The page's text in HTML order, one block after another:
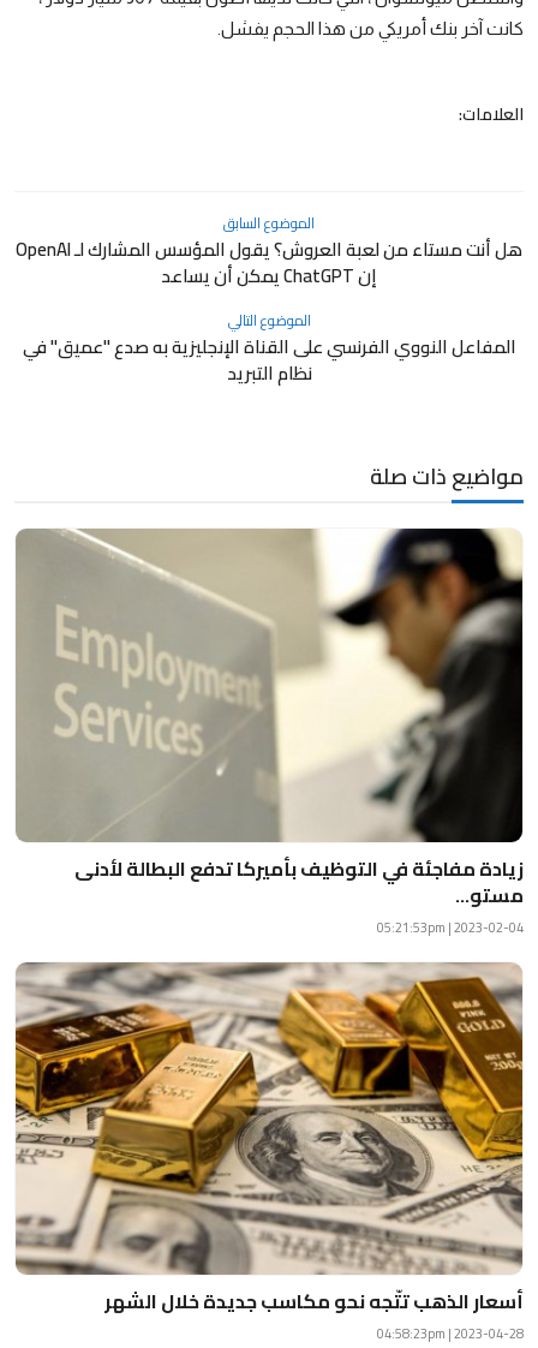
كانت آخر بنك أمريكي من هذا الحجم يفشل.
العلامات:
الموضوع السابق
هل أنت مستاء من لعبة العروش؟ يقول المؤسس المشارك لـ OpenAI
إن ChatGPT يمكن أن يساعد
الموضوع التالي
المفاعل النووي الفرنسي على القناة الإنجليزية به صدع "عميق" في
نظام التبريد
مواضيع ذات صلة
زيادة مفاجئة في التوظيف بأميركا تدفع البطالة لأدنى
مستو...
2023-02-04 | 05:21:53pm
أسعار الذهب تتّجه نحو مكاسب جديدة خلال الشهر
2023-04-28 | 04:58:23pm